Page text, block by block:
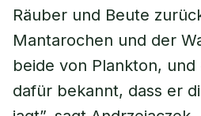
Räuber und Beute
Mantarochen und der
beide von Plankton,
dafür bekannt, dass er